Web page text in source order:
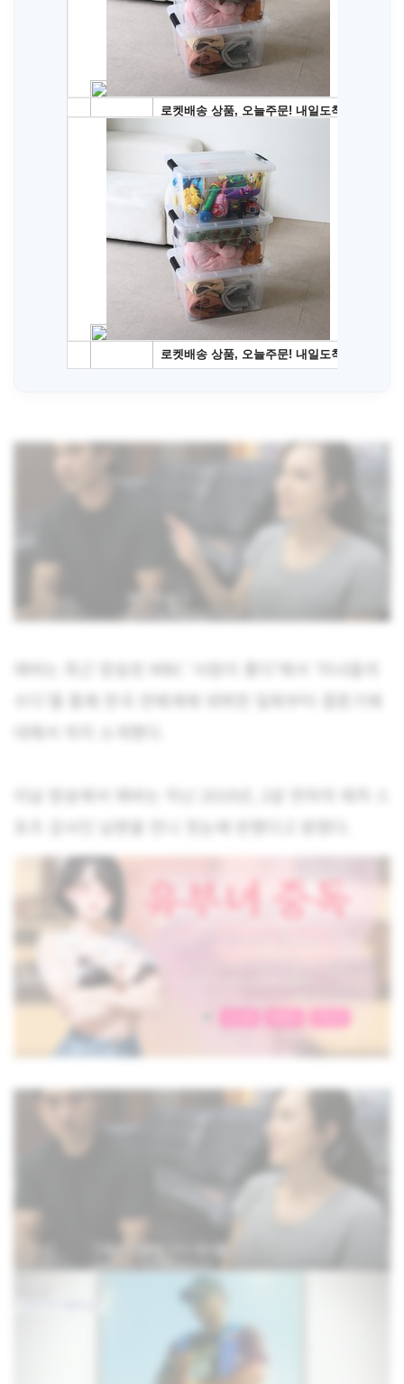
에바는 최근 방송된 MBC ‘사람이 좋다’에서 ‘미녀들의
수다’를 통해 한국 연예계에 데뷔한 일화부터 결혼기에
대해서 까지 소개했다.
이날 방송에서 에바는 지난 2010년, 2살 연하의 레저 스
포츠 강사인 남편을 만나 첫눈에 반했다고 밝혔다.